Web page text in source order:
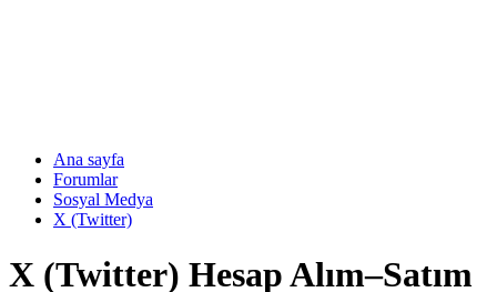
Ana sayfa
Forumlar
Sosyal Medya
X (Twitter)
X (Twitter) Hesap Alım–Satım